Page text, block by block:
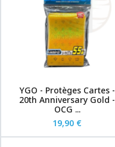
YGO - Protèges Cartes -
20th Anniversary Gold -
OCG ...
19,90 €